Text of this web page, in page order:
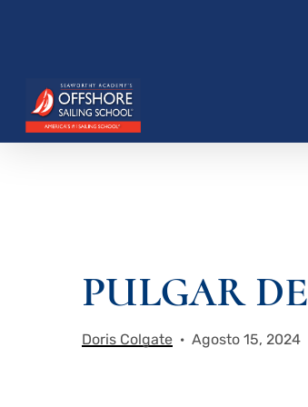
principal
Presione enter para buscar o
PULGAR
Doris Colgate Agosto 15, 2024